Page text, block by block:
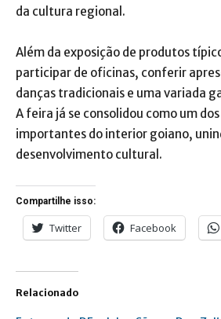
da cultura regional.
Além da exposição de produtos
participar de oficinas, conferir
danças tradicionais e uma variada
A feira já se consolidou como um
importantes do interior goiano,
desenvolvimento cultural.
Compartilhe isso:
Twitter Facebook
Relacionado